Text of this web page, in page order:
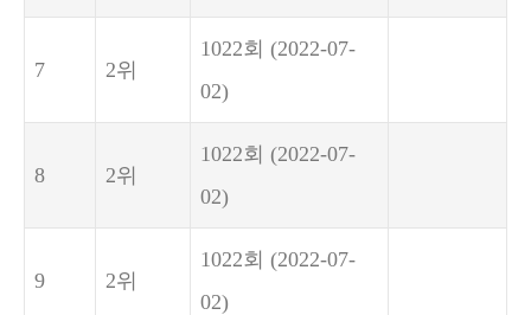
7 2위
1022회 (2022-07-
02)
8 2위
1022회 (2022-07-
02)
9 2위
1022회 (2022-07-
02)